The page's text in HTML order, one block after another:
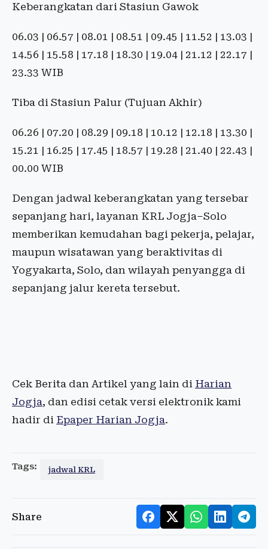
Keberangkatan dari Stasiun Gawok
06.03 | 06.57 | 08.01 | 08.51 | 09.45 | 11.52 | 13.03 |
14.56 | 15.58 | 17.18 | 18.30 | 19.04 | 21.12 | 22.17 |
23.33 WIB
Tiba di Stasiun Palur (Tujuan Akhir)
06.26 | 07.20 | 08.29 | 09.18 | 10.12 | 12.18 | 13.30 |
15.21 | 16.25 | 17.45 | 18.57 | 19.28 | 21.40 | 22.43 |
00.00 WIB
Dengan jadwal keberangkatan yang tersebar
sepanjang hari, layanan KRL Jogja–Solo
memberikan kemudahan bagi pekerja, pelajar,
maupun wisatawan yang beraktivitas di
Yogyakarta, Solo, dan wilayah penyangga di
sepanjang jalur kereta tersebut.
Cek Berita dan Artikel yang lain di Harian
Jogja, dan edisi cetak versi elektronik kami
hadir di Epaper Harian Jogja.
Tags: jadwal KRL
Share